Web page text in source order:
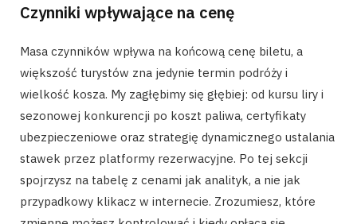
Czynniki wpływające na cenę
Masa czynników wpływa na końcową cenę biletu, a
większość turystów zna jedynie termin podróży i
wielkość kosza. My zagłębimy się głębiej: od kursu liry i
sezonowej konkurencji po koszt paliwa, certyfikaty
ubezpieczeniowe oraz strategię dynamicznego ustalania
stawek przez platformy rezerwacyjne. Po tej sekcji
spojrzysz na tabelę z cenami jak analityk, a nie jak
przypadkowy klikacz w internecie. Zrozumiesz, które